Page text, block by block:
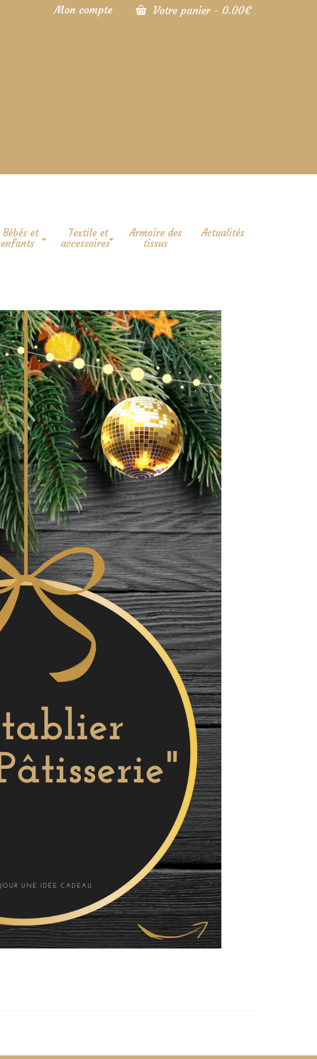
Mon compte Votre panier - 0.00€
Bébés et
enfants
Textile et
accessoires
Armoire des
tissus
Actualités